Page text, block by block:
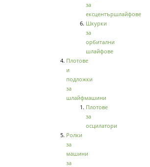
за
ексцентършлайфове
Шкурки
за
орбитални
шлайфове
Плотове
и
подложки
за
шлайфмашини
Плотове
за
осцилатори
Ролки
за
машини
за